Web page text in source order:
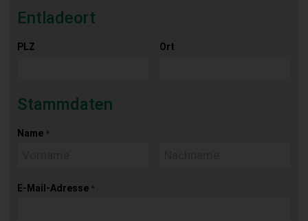
Entladeort
PLZ Ort
Stammdaten
Name *
E-Mail-Adresse *